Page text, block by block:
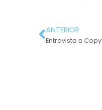
ANTERIOR
Entrevista a